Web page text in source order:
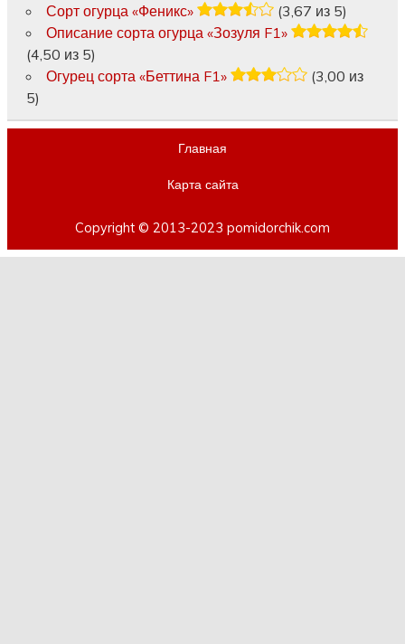
Сорт огурца «Феникс»
(3,67 из 5)
Описание сорта огурца «Зозуля F1»
(4,50 из 5)
Огурец сорта «Беттина F1»
(3,00 из
5)
Главная
Карта сайта
Copyright © 2013-2023 pomidorchik.com